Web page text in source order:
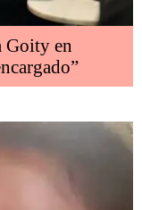
Goity en